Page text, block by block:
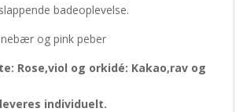
badeoplevelse.
og pink peber
Rose,viol og orkidé: Kakao,rav og
individuelt.